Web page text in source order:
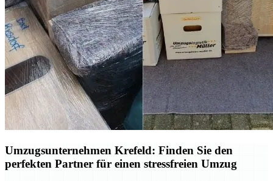
Umzugsunternehmen Krefeld: Finden Sie den
perfekten Partner für einen stressfreien Umzug